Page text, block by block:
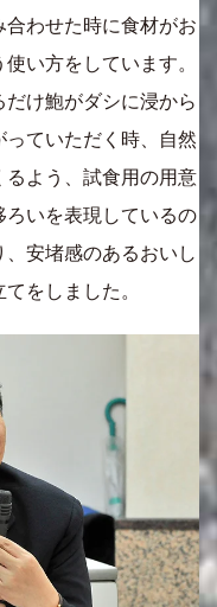
わせた時に食材がお
い方をしています。
け鮑がダシに浸から
ていただく時、自然
るよう、試食用の用意
ろいを表現しているの
安堵感のあるおいし
をしました。